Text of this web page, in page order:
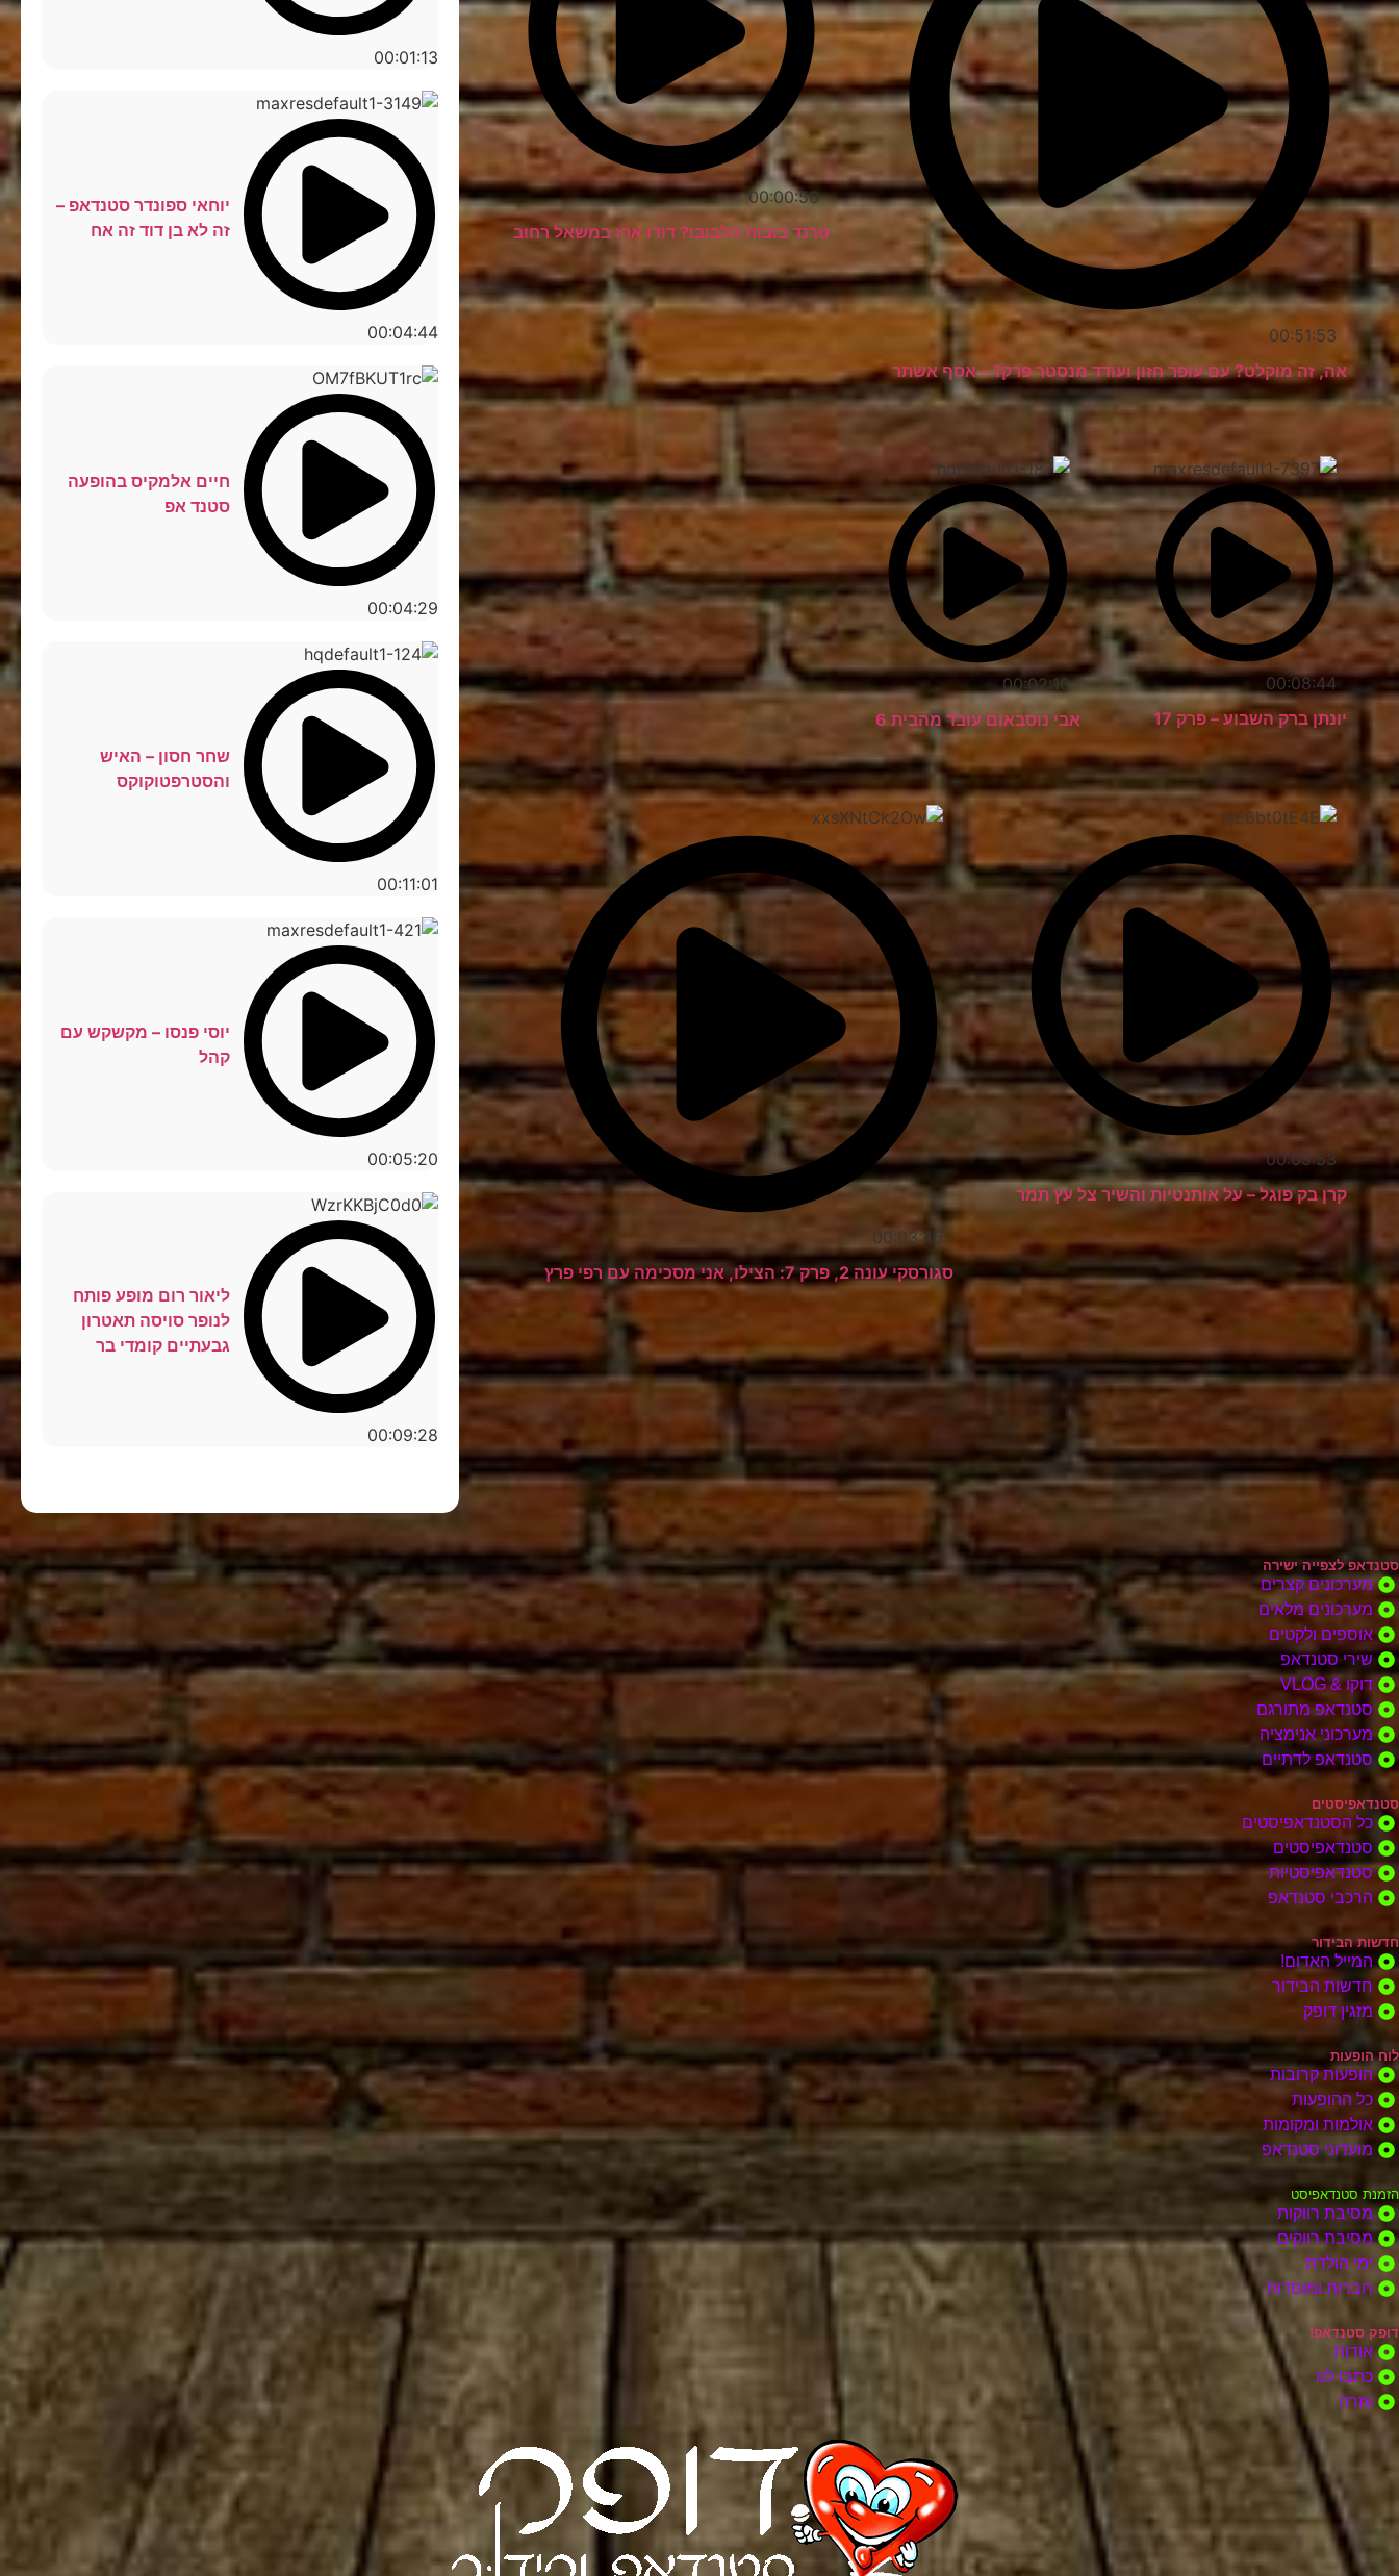
00:51:53
אה, זה מוקלט? עם עופר חזון ועודד מנסטר פרק1 – אסף אשתר
00:00:50
טרנד בובות הלבובו? דודו ארז במשאל רחוב
00:08:44
יונתן ברק השבוע – פרק 17
00:02:10
אבי נוסבאום עובד מהבית 6
00:05:53
קרן בק פוגל – על אותנטיות והשיר צל עץ תמר
00:03:45
סגורסקי עונה 2, פרק 7: הצילו, אני מסכימה עם רפי פרץ
00:01:13
00:04:44
יוחאי ספונדר סטנדאפ –
זה לא בן דוד זה אח
00:04:29
חיים אלמקיס בהופעה
סטנד אפ
00:11:01
שחר חסון – האיש
והסטרפטוקוקס
00:05:20
יוסי פנסו – מקשקש עם
קהל
00:09:28
ליאור רום מופע פותח
לנופר סויסה תאטרון
גבעתיים קומדי בר
סטנדאפ לצפייה ישירה
מערכונים קצרים
מערכונים מלאים
אוספים ולקטים
שירי סטנדאפ
דוקו & VLOG
סטנדאפ מתורגם
מערכוני אנימציה
סטנדאפ לדתיים
סטנדאפיסטים
כל הסטנדאפיסטים
סטנדאפיסטים
סטנדאפיסטיות
הרכבי סטנדאפ
חדשות הבידור
המייל האדום!
חדשות הבידור
מזגין דופק
לוח הופעות
הופעות קרובות
כל ההופעות
אולמות ומקומות
מועדוני סטנדאפ
הזמנת סטנדאפיסט
מסיבת רווקות
מסיבת רווקים
ימי הולדת
חברות ומוסדות
דופק סטנדאפ!
אודות
כתבו לנו
עזרה